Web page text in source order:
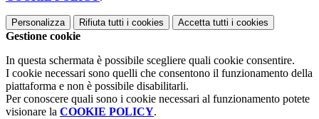
Personalizza Rifiuta tutti i cookies Accetta tutti i cookies
Gestione cookie
In questa schermata è possibile scegliere quali cookie consentire.
I cookie necessari sono quelli che consentono il funzionamento della
piattaforma e non è possibile disabilitarli.
Per conoscere quali sono i cookie necessari al funzionamento potete
visionare la COOKIE POLICY.